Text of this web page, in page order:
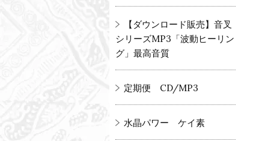
【ダウンロード販売】音叉
シリーズMP3「波動ヒーリン
グ」最高音質
定期便 CD/MP3
水晶パワー ケイ素